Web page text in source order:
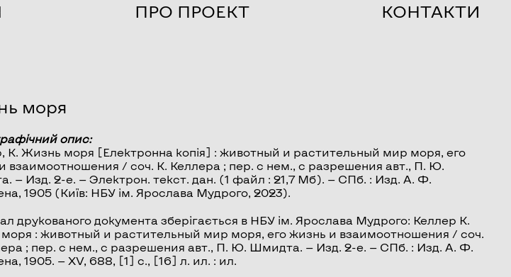
ПРО ПРОЕКТ КОНТАКТИ
моря
опис:
К.Жизнь моря [Електронна копія] : животный и растительный мир моря, его
взаимоотношения / соч. К. Келлера ; пер. с нем., с разрешения авт., П. Ю.
— Изд. 2-е. — Электрон. текст. дан. (1 файл : 21,7 Мб). — СПб. : Изд. А. Ф.
1905 (Київ: НБУ ім. Ярослава Мудрого, 2023).
друкованого документа зберігається в НБУ ім. Ярослава Мудрого: Келлер К.
: животный и растительный мир моря, его жизнь и взаимоотношения / соч.
; пер. с нем., с разрешения авт., П. Ю. Шмидта. — Изд. 2-е. — СПб. : Изд. А. Ф.
1905. — XV, 688, [1] с., [16] л. ил. : ил.